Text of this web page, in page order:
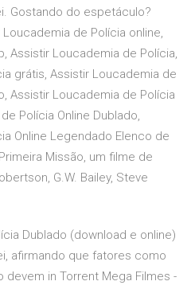
Gostando do espetáculo?
de Polícia online,
Assistir Loucademia de Polícia,
grátis, Assistir Loucademia de
Assistir Loucademia de Polícia
Polícia Online Dublado,
Online Legendado Elenco de
Missão, um filme de
G.W. Bailey, Steve
Dublado (download e online)
afirmando que fatores como
in Torrent Mega Filmes -